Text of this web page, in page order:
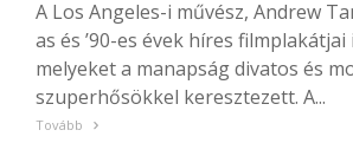
A Los Angeles-i művész, Andrew
as és ’90-es évek híres
melyeket a manapság divatos és
szuperhősökkel keresztezett. A...
Tovább